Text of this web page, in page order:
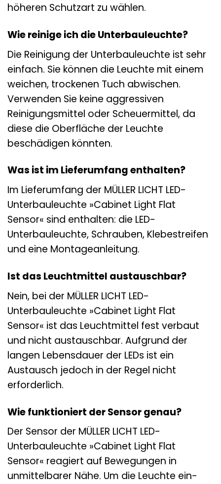
höheren Schutzart zu wählen.
Wie reinige ich die Unterbauleuchte?
Die Reinigung der Unterbauleuchte ist sehr
einfach. Sie können die Leuchte mit einem
weichen, trockenen Tuch abwischen.
Verwenden Sie keine aggressiven
Reinigungsmittel oder Scheuermittel, da
diese die Oberfläche der Leuchte
beschädigen könnten.
Was ist im Lieferumfang enthalten?
Im Lieferumfang der MÜLLER LICHT LED-
Unterbauleuchte »Cabinet Light Flat
Sensor« sind enthalten: die LED-
Unterbauleuchte, Schrauben, Klebestreifen
und eine Montageanleitung.
Ist das Leuchtmittel austauschbar?
Nein, bei der MÜLLER LICHT LED-
Unterbauleuchte »Cabinet Light Flat
Sensor« ist das Leuchtmittel fest verbaut
und nicht austauschbar. Aufgrund der
langen Lebensdauer der LEDs ist ein
Austausch jedoch in der Regel nicht
erforderlich.
Wie funktioniert der Sensor genau?
Der Sensor der MÜLLER LICHT LED-
Unterbauleuchte »Cabinet Light Flat
Sensor« reagiert auf Bewegungen in
unmittelbarer Nähe. Um die Leuchte ein-